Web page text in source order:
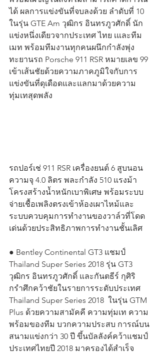
ได้ ผลการแข่งขันที่จบลงด้วย ลำดับที่ 10
ในรุ่น GTE Am วุฒิกร อินทรภูวศักดิ์ นัก
แข่งหนึ่งเดียวจากประเทศ ไทย เและทีม
เมท พร้อมทีมงานทุกคนผนึกกำลังพุ่ง
ทะยานรถ Porsche 911 RSR หมายเลข 99
เข้าเส้นชัยด้วยความภาคภูมิใจกับการ
แข่งขันที่ดุเดือดและแลกมาด้วยความ
ทุ่มเทสุดพลัง
รถปอร์เช่ 911 RSR เครื่องยนต์ 6 สูบนอน
ความจุ 4.0 ลิตร พละกำลัง 510 แรงม้า
โครงสร้างน้ำหนักเบาพิเศษ พร้อมระบบ
จ่ายเชื้อเพลิงตรงเข้าห้องเผาไหม้และ
ระบบควบคุมการทำงานของวาล์วที่โดด
เด่นด้วยประสิทธิภาพการทำงานชั้นเลิศ
● Bentley Continental GT3 แชมป์
Thailand Super Series 2018 รุ่น GT3
วุฒิกร อินทรภูวศักดิ์ และกันตธีร์ กุศิริ
กรำศึกคว้าชัยในรายการระดับประเทศ
Thailand Super Series 2018  ในรุ่น GTM
Plus ด้วยความสามัคคี ความทุ่มเท ความ
พร้อมของทีม บวกความประสบ การณ์บน
สนามแข่งกว่า 30 ปี ขึ้นบัลลังค์คว้าแชมป์
ประเทศไทยปี 2018 มาครองได้สำเร็จ